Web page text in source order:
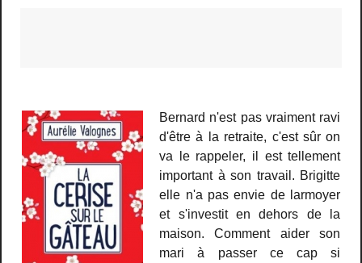
Bernard n'est pas vraiment ravi
d'être à la retraite, c'est sûr on
va le rappeler, il est tellement
important à son travail. Brigitte
elle n'a pas envie de larmoyer
et s'investit en dehors de la
maison. Comment aider son
mari à passer ce cap si